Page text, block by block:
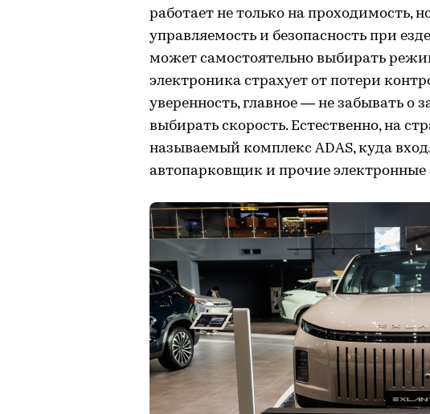
работает не только на проходимость,
управляемость и безопасность при
может самостоятельно выбирать
электроника страхует от потери
уверенность, главное — не забывать о
выбирать скорость. Естественно, на
называемый комплекс ADAS, куда
автопарковщик и прочие электронные